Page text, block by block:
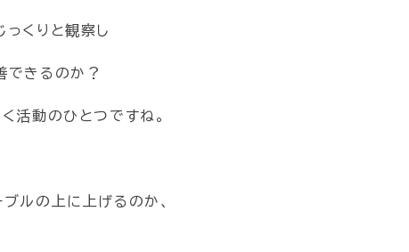
くりと観察し
できるのか？
活動のひとつですね。
ルの上に上げるのか、